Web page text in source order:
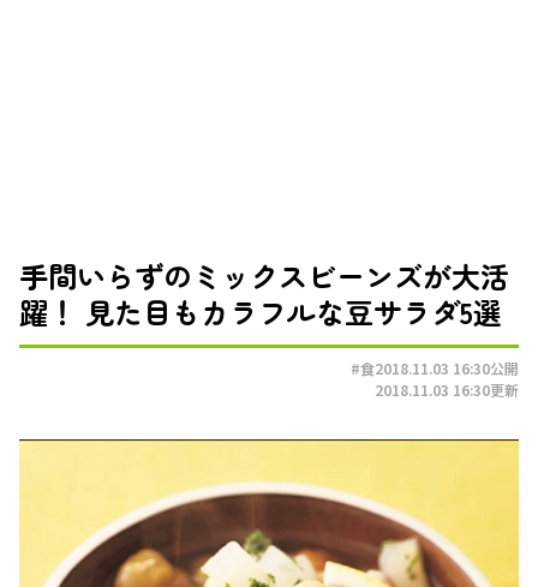
手間いらずのミックスビーンズが大活
躍！ 見た目もカラフルな豆サラダ5選
#食2018.11.03 16:30公開
2018.11.03 16:30更新